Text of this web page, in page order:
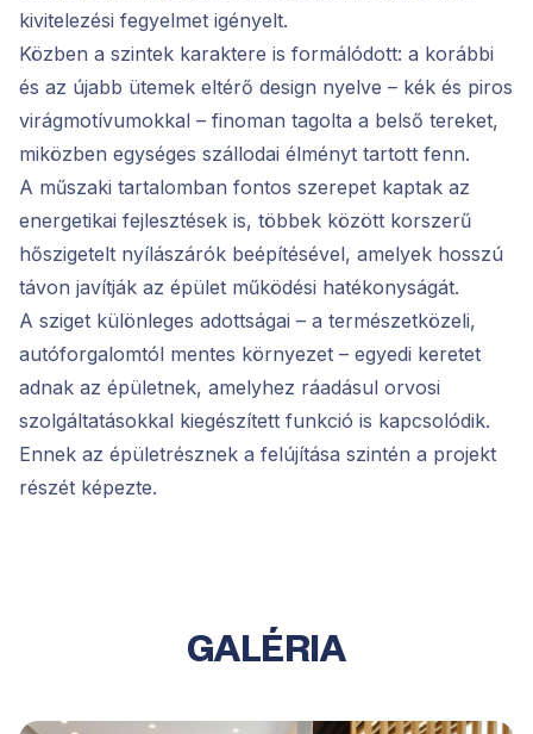
kivitelezési fegyelmet igényelt.
Közben a szintek karaktere is formálódott: a korábbi
és az újabb ütemek eltérő design nyelve – kék és piros
virágmotívumokkal – finoman tagolta a belső tereket,
miközben egységes szállodai élményt tartott fenn.
A műszaki tartalomban fontos szerepet kaptak az
energetikai fejlesztések is, többek között korszerű
hőszigetelt nyílászárók beépítésével, amelyek hosszú
távon javítják az épület működési hatékonyságát.
A sziget különleges adottságai – a természetközeli,
autóforgalomtól mentes környezet – egyedi keretet
adnak az épületnek, amelyhez ráadásul orvosi
szolgáltatásokkal kiegészített funkció is kapcsolódik.
Ennek az épületrésznek a felújítása szintén a projekt
részét képezte.
GALÉRIA